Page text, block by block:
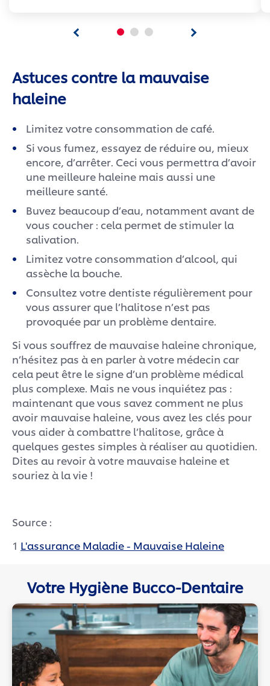
Astuces contre la mauvaise
haleine
Limitez votre consommation de café.
Si vous fumez, essayez de réduire ou, mieux
encore, d’arrêter. Ceci vous permettra d’avoir
une meilleure haleine mais aussi une
meilleure santé.
Buvez beaucoup d’eau, notamment avant de
vous coucher : cela permet de stimuler la
salivation.
Limitez votre consommation d’alcool, qui
assèche la bouche.
Consultez votre dentiste régulièrement pour
vous assurer que l’halitose n’est pas
provoquée par un problème dentaire.
Si vous souffrez de mauvaise haleine chronique,
n’hésitez pas à en parler à votre médecin car
cela peut être le signe d’un problème médical
plus complexe. Mais ne vous inquiétez pas :
maintenant que vous savez comment ne plus
avoir mauvaise haleine, vous avez les clés pour
vous aider à combattre l’halitose, grâce à
quelques gestes simples à réaliser au quotidien.
Dites au revoir à votre mauvaise haleine et
souriez à la vie !
Source :
1 L'assurance Maladie - Mauvaise Haleine
Votre Hygiène Bucco-Dentaire